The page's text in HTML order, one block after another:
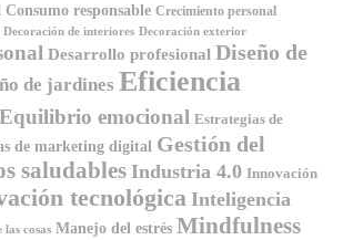
Consumo responsable Crecimiento personal
Decoración de interiores Decoración exterior
Desarrollo profesional Diseño de
de jardines Eficiencia
Equilibrio emocional Estrategias de
de marketing digital Gestión del
saludables Industria 4.0 Innovación
tecnológica Inteligencia
cosas Manejo del estrés Mindfulness